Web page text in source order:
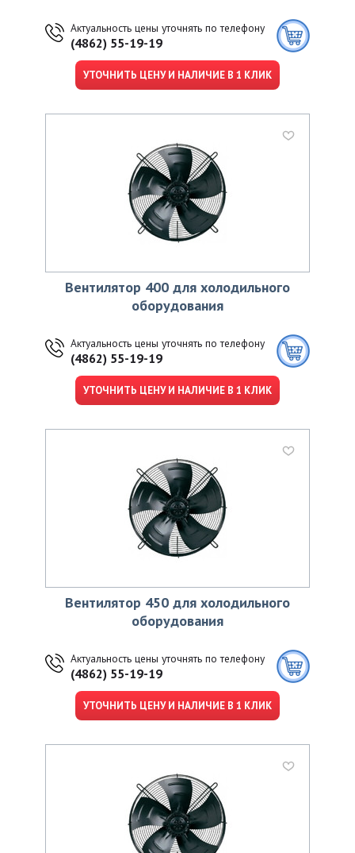
Актуальность цены уточнять по телефону
(4862) 55-19-19
УТОЧНИТЬ ЦЕНУ И НАЛИЧИЕ В 1 КЛИК
Вентилятор 400 для холодильного
оборудования
Актуальность цены уточнять по телефону
(4862) 55-19-19
УТОЧНИТЬ ЦЕНУ И НАЛИЧИЕ В 1 КЛИК
Вентилятор 450 для холодильного
оборудования
Актуальность цены уточнять по телефону
(4862) 55-19-19
УТОЧНИТЬ ЦЕНУ И НАЛИЧИЕ В 1 КЛИК